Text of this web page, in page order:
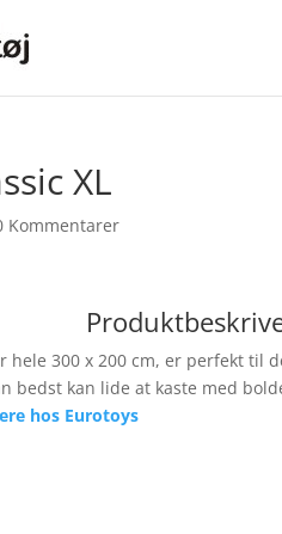
XL
Kommentarer
hele 300 x 200 cm, er perfekt
bedst kan lide at kaste med
hos Eurotoys